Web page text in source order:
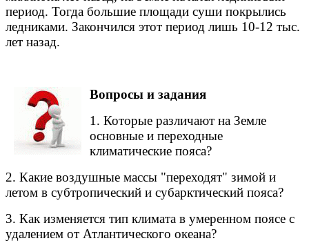
период. Тогда большие площади суши покрылись
ледниками. Закончился этот период лишь 10-12 тыс.
лет назад.
Вопросы и задания
1. Которые различают на Земле
основные и переходные
климатические пояса?
2. Какие воздушные массы "переходят" зимой и
летом в субтропический и субарктический пояса?
3. Как изменяется тип климата в умеренном поясе с
удалением от Атлантического океана?